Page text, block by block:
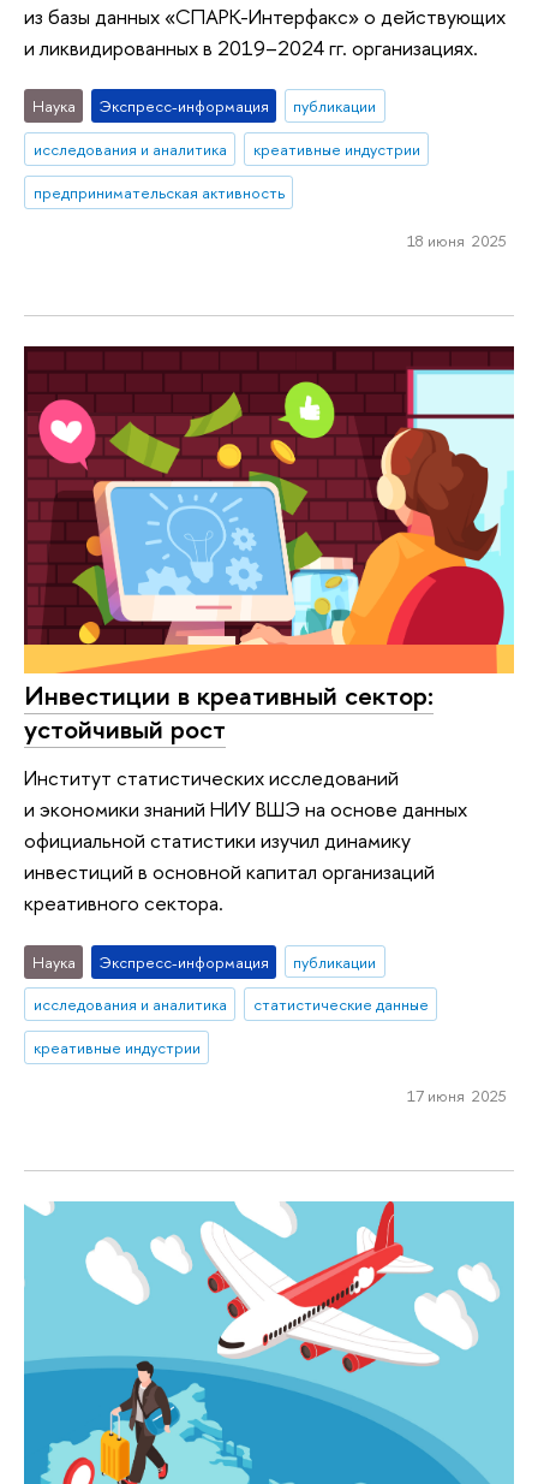
из базы данных «СПАРК-Интерфакс» о действующих
и ликвидированных в 2019–2024 гг. организациях.
Наука Экспресс-информация
публикации
исследования и аналитика
креативные индустрии
предпринимательская активность
18 июня 2025
Инвестиции в креативный сектор:
устойчивый рост
Институт статистических исследований
и экономики знаний НИУ ВШЭ на основе данных
официальной статистики изучил динамику
инвестиций в основной капитал организаций
креативного сектора.
Наука Экспресс-информация
публикации
исследования и аналитика
статистические данные
креативные индустрии
17 июня 2025